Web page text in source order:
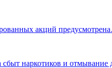
акций
сбыт наркотиков и отмывание